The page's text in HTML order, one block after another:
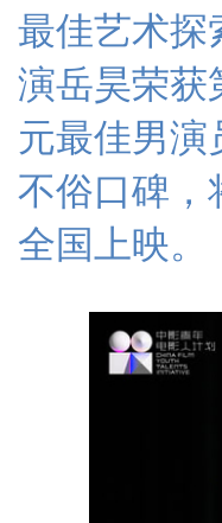
最佳艺术探
演岳昊荣获
元最佳男演
不俗口碑，
全国上映。